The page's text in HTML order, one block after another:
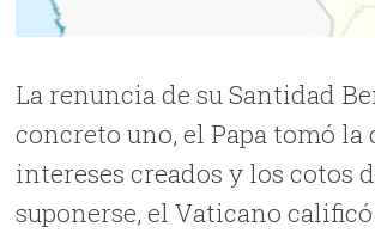
La renuncia de su Santidad
concreto uno, el Papa tomó
intereses creados y los cotos
suponerse, el Vaticano